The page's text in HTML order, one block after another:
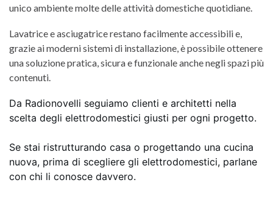
unico ambiente molte delle attività domestiche quotidiane.
Lavatrice e asciugatrice restano facilmente accessibili e,
grazie ai moderni sistemi di installazione, è possibile ottenere
una soluzione pratica, sicura e funzionale anche negli spazi più
contenuti.
Da Radionovelli seguiamo clienti e architetti nella
scelta degli elettrodomestici giusti per ogni progetto.
Se stai ristrutturando casa o progettando una cucina
nuova, prima di scegliere gli elettrodomestici, parlane
con chi li conosce davvero.